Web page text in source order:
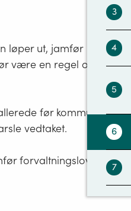
3
4
5
6
7
løper ut, jamfør
være en regel også
før kommunen
vedtaket.
forvaltningslovens